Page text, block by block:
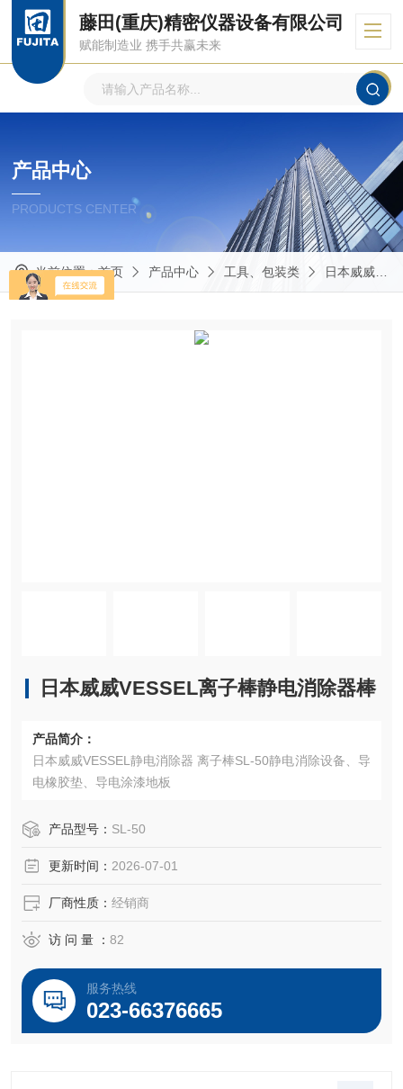
藤田(重庆)精密仪器设备有限公司
赋能制造业 携手共赢未来
产品中心
PRODUCTS CENTER
当前位置：首页 产品中心 工具、包装类 日本威威VESSEL
日本威威VESSEL离子棒静电消除器棒
产品简介：
日本威威VESSEL静电消除器 离子棒SL-50静电消除设备、导
电橡胶垫、导电涂漆地板
产品型号： SL-50
更新时间： 2026-07-01
厂商性质： 经销商
访 问 量 ： 82
服务热线
023-66376665